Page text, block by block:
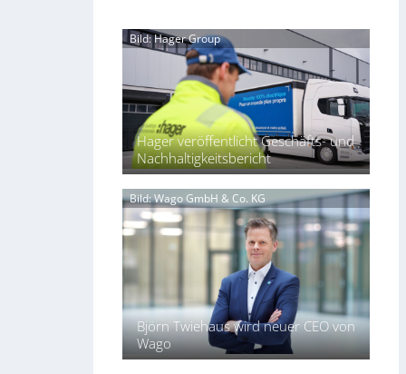
n
d
i
k
0
2
7
b
ü
n
d
e
l
h
t
u
I
3
8
0
5
l
s
S
h
l
ü
l
f
ü
r
Bild: Hager Group
Hager veröffentlicht Geschäfts- und
Nachhaltigkeitsbericht
Bild: Wago GmbH & Co. KG
Björn Twiehaus wird neuer CEO von
Wago